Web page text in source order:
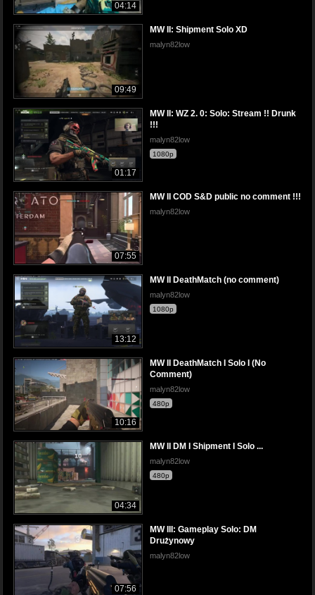
04:14
09:49
MW II: Shipment Solo XD
malyn82low
01:17
MW II: WZ 2. 0: Solo: Stream !! Drunk
!!!
malyn82low
1080p
07:55
MW II COD S&D public no comment !!!
malyn82low
13:12
MW II DeathMatch (no comment)
malyn82low
1080p
10:16
MW II DeathMatch I Solo I (No
Comment)
malyn82low
480p
04:34
MW II DM I Shipment I Solo ...
malyn82low
480p
07:56
MW III: Gameplay Solo: DM
Drużynowy
malyn82low